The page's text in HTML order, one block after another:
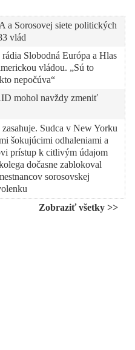
Sorosovej siete politických
vlád
Slobodná Európa a Hlas
vládou. „Sú to
nepočúva“
mohol navždy zmeniť
Sudca v New Yorku
šokujúcimi odhaleniami a
prístup k citlivým údajom
dočasne zablokoval
sorosovskej
označil USAID, napojenú
Zobraziť všetky >>